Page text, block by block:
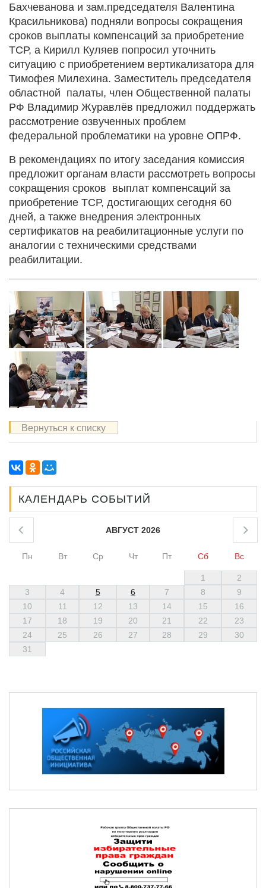
Бахчеванова и зам.председателя Валентина
Красильникова) подняли вопросы сокращения
сроков выплаты компенсаций за приобретение
ТСР, а Кирилл Куляев попросил уточнить
ситуацию с приобретением вертикализатора для
Тимофея Милехина. Заместитель председателя
областной палаты, член Общественной палаты
РФ Владимир Журавлёв предложил поддержать
рассмотрение озвученных проблем
федеральной проблематики на уровне ОПРФ.
В рекомендациях по итогу заседания комиссия
предложит органам власти рассмотреть вопросы
сокращения сроков выплат компенсаций за
приобретение ТСР, достигающих сегодня 60
дней, а также внедрения электронных
сертификатов на реабилитационные услуги по
аналогии с техническими средствами
реабилитации.
Вернуться к списку
КАЛЕНДАРЬ СОБЫТИЙ
АВГУСТ 2026
Пн Вт Ср Чт Пт Сб Вс
1
2
3
4 5 6 7 8
9
10
11 12 13 14 15
16
17
18 19 20 21 22
23
24
25 26 27 28 29
30
31